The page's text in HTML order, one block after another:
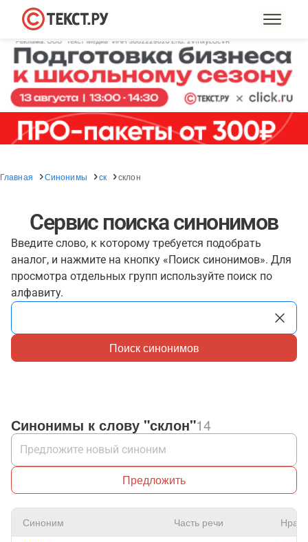
Главная Синонимы ск склон
Сервис поиска синонимов
Введите слово, к которому требуется подобрать
аналог, и нажмите на кнопку «Поиск синонимов». Для
просмотра отдельных групп используйте поиск по
алфавиту.
Поиск синонимов
Синонимы к слову "склон"14
Предложить
Синоним Часть речи